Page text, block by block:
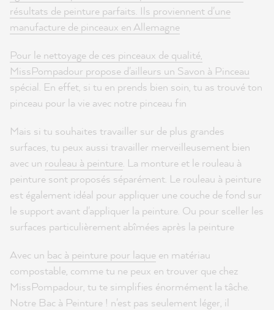
résultats de peinture parfaits. Ils proviennent d'une
manufacture de pinceaux en Allemagne
Pour le nettoyage de ces pinceaux de qualité,
MissPompadour propose d'ailleurs un Savon à Pinceau
spécial. En effet, si tu en prends bien soin, tu as trouvé ton
pinceau pour la vie avec notre pinceau fin
Mais si tu souhaites travailler sur de plus grandes
surfaces, tu peux aussi travailler merveilleusement bien
avec un rouleau à peinture. La monture et le rouleau à
peinture sont proposés séparément. Le rouleau à peinture
est également idéal pour appliquer une couche de fond sur
le support avant d'appliquer la peinture. Ou pour sceller les
surfaces particulièrement abîmées après la peinture
Avec un bac à peinture pour laque en matériau
compostable, comme tu ne peux en trouver que chez
MissPompadour, tu te simplifies énormément la tâche.
Notre Bac à Peinture ! n'est pas seulement léger, il